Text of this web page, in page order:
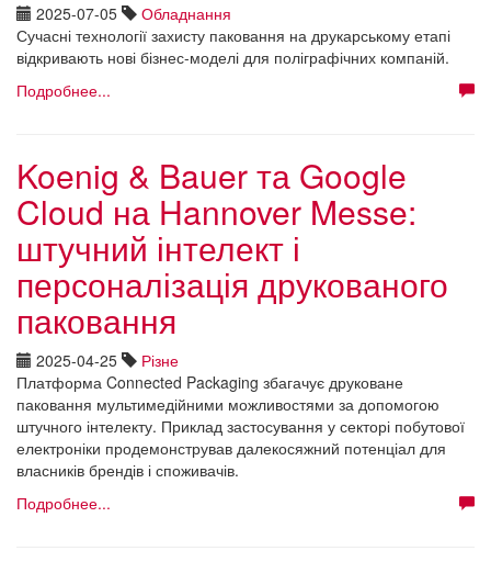
2025-07-05
Обладнання
Сучасні технології захисту паковання на друкарському етапі
відкривають нові бізнес-моделі для поліграфічних компаній.
Подробнее...
Koenig & Bauer та Google
Cloud на Hannover Messe:
штучний інтелект і
персоналізація друкованого
паковання
2025-04-25
Різне
Платформа Connected Packaging збагачує друковане
паковання мультимедійними можливостями за допомогою
штучного інтелекту. Приклад застосування у секторі побутової
електроніки продемонстрував далекосяжний потенціал для
власників брендів і споживачів.
Подробнее...